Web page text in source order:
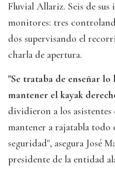
Fluvial Allariz. Seis de
monitores: tres
dos supervisando el
charla de apertura.
"Se trataba de enseñar lo
mantener el kayak
dividieron a los asistentes
mantener a rajatabla todo
seguridad", asegura José
presidente de la entidad